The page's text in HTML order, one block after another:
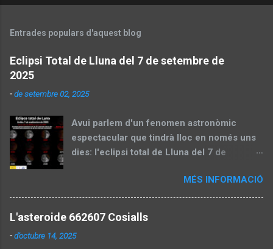
Entrades populars d'aquest blog
Eclipsi Total de Lluna del 7 de setembre de
2025
-de setembre 02, 2025
Avui parlem d'un fenomen astronòmic
espectacular que tindrà lloc en només uns
dies: l'eclipsi total de Lluna del 7 de
també conegut com a "lluna de sang", és
una oportunitat perfecta per gaudir del cel
nocturn i aprendre sobre la mecànica
contingut en dues parts: una preparatòria
MÉS INFORMACIÓ
L'asteroide 662607 Cosialls
-d’octubre 14, 2025